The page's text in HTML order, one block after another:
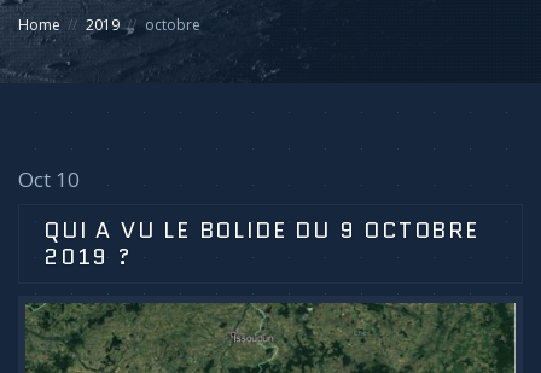
Home 2019 octobre
Oct 10
QUI A VU LE BOLIDE DU 9 OCTOBRE
2019 ?